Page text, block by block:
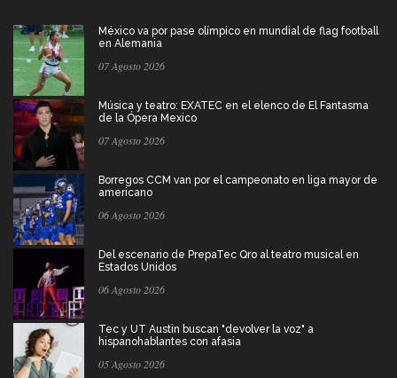
México va por pase olímpico en mundial de flag football
en Alemania
07 Agosto 2026
Música y teatro: EXATEC en el elenco de El Fantasma
de la Ópera Mexico
07 Agosto 2026
Borregos CCM van por el campeonato en liga mayor de
americano
06 Agosto 2026
Del escenario de PrepaTec Qro al teatro musical en
Estados Unidos
06 Agosto 2026
Tec y UT Austin buscan "devolver la voz" a
hispanohablantes con afasia
05 Agosto 2026